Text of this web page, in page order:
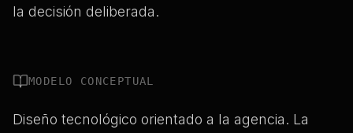
la decisión deliberada.
MODELO CONCEPTUAL
Diseño tecnológico orientado a la agencia. La